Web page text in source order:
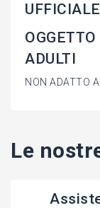
ADULTI
NON ADATTO
Le